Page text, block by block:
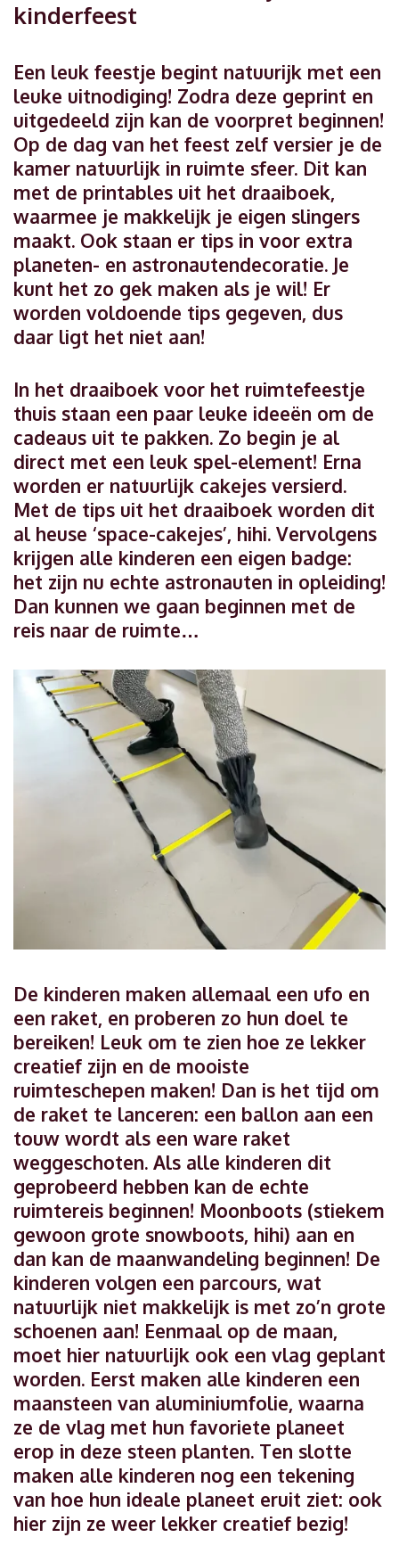
kinderfeest
Een leuk feestje begint natuurijk met een
leuke uitnodiging! Zodra deze geprint en
uitgedeeld zijn kan de voorpret beginnen!
Op de dag van het feest zelf versier je de
kamer natuurlijk in ruimte sfeer. Dit kan
met de printables uit het draaiboek,
waarmee je makkelijk je eigen slingers
maakt. Ook staan er tips in voor extra
planeten- en astronautendecoratie. Je
kunt het zo gek maken als je wil! Er
worden voldoende tips gegeven, dus
daar ligt het niet aan!
In het draaiboek voor het ruimtefeestje
thuis staan een paar leuke ideeën om de
cadeaus uit te pakken. Zo begin je al
direct met een leuk spel-element! Erna
worden er natuurlijk cakejes versierd.
Met de tips uit het draaiboek worden dit
al heuse ‘space-cakejes’, hihi. Vervolgens
krijgen alle kinderen een eigen badge:
het zijn nu echte astronauten in opleiding!
Dan kunnen we gaan beginnen met de
reis naar de ruimte…
De kinderen maken allemaal een ufo en
een raket, en proberen zo hun doel te
bereiken! Leuk om te zien hoe ze lekker
creatief zijn en de mooiste
ruimteschepen maken! Dan is het tijd om
de raket te lanceren: een ballon aan een
touw wordt als een ware raket
weggeschoten. Als alle kinderen dit
geprobeerd hebben kan de echte
ruimtereis beginnen! Moonboots (stiekem
gewoon grote snowboots, hihi) aan en
dan kan de maanwandeling beginnen! De
kinderen volgen een parcours, wat
natuurlijk niet makkelijk is met zo’n grote
schoenen aan! Eenmaal op de maan,
moet hier natuurlijk ook een vlag geplant
worden. Eerst maken alle kinderen een
maansteen van aluminiumfolie, waarna
ze de vlag met hun favoriete planeet
erop in deze steen planten. Ten slotte
maken alle kinderen nog een tekening
van hoe hun ideale planeet eruit ziet: ook
hier zijn ze weer lekker creatief bezig!